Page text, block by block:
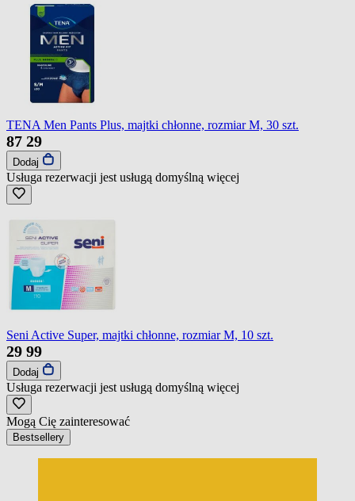
TENA Men Pants Plus, majtki chłonne, rozmiar M, 30 szt.
87 29
Dodaj
Usługa rezerwacji jest usługą domyślną więcej
Seni Active Super, majtki chłonne, rozmiar M, 10 szt.
29 99
Dodaj
Usługa rezerwacji jest usługą domyślną więcej
Mogą Cię zainteresować
Bestsellery